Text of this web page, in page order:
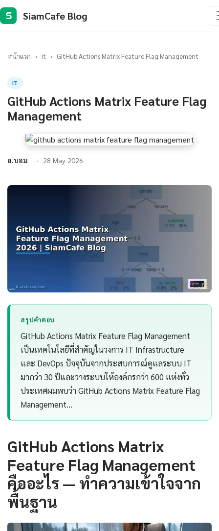
S SiamCafe Blog
หน้าแรก › it › GitHub Actions Matrix Feature Flag Management
IT
GitHub Actions Matrix Feature Flag
Management
อ.บอม 28 May 2026
สรุปคำตอบ
GitHub Actions Matrix Feature Flag Management
เป็นเทคโนโลยีที่สำคัญในวงการ IT Infrastructure
และ DevOps ปัจจุบันจากประสบการณ์ดูแลระบบ IT
มากว่า 30 ปีและวางระบบให้องค์กรกว่า 600 แห่งทั่ว
ประเทศผมพบว่า GitHub Actions Matrix Feature Flag
Management…
GitHub Actions Matrix
Feature Flag Management
คืออะไร — ทำความเข้าใจจาก
พื้นฐาน